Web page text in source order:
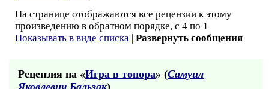
На странице отображаются все рецензии к этому
произведению в обратном порядке, с 4 по 1
Показывать в виде списка | Развернуть сообщения
Рецензия на «Игра в топора» (Самуил
Яковлевич Бальзак)